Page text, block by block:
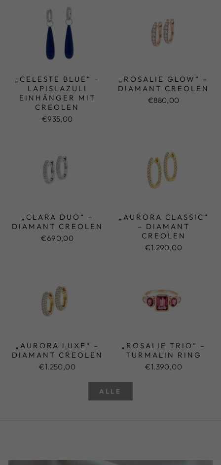
„CELESTE BLUE“ –
LAPISLAZULI
EINHÄNGER MIT
CREOLEN
€935,00
„ROSALIE GLOW“ –
DIAMANT CREOLEN
€880,00
„CLARA DUO“ –
DIAMANT CREOLEN
€690,00
„AURORA CLASSIC“
– DIAMANT
CREOLEN
€1.290,00
„AURORA LUXE“ –
DIAMANT CREOLEN
€1.250,00
„ROSALIE TRIO“ –
TURMALIN RING
€1.390,00
ALLE